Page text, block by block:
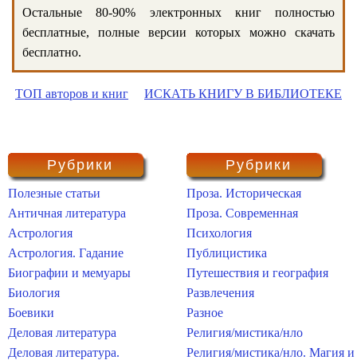
Остальные 80-90% электронных книг полностью
бесплатные, полные версии которых можно скачать
бесплатно.
ТОП авторов и книг ИСКАТЬ КНИГУ В БИБЛИОТЕКЕ
Рубрики
Полезные статьи
Античная литература
Астрология
Астрология. Гадание
Биографии и мемуары
Биология
Боевики
Деловая литература
Деловая литература.
Рубрики
Проза. Историческая
Проза. Современная
Психология
Публицистика
Путешествия и география
Развлечения
Разное
Религия/мистика/нло
Религия/мистика/нло. Магия и